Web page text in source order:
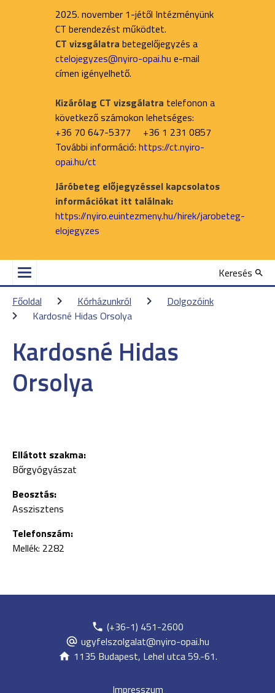
2025. november 1-jétől Intézményünk
CT berendezést működtet.
CT vizsgálatra betegelőjegyzés a
ctelojegyzes@nyiro-opai.hu e-mail
címen igényelhető.
Kizárólag CT vizsgálatra telefonon a
következő számokon lehetséges:
+36 70 647-5377 +36 1 231 0857
További információ: https://ct.nyiro-
opai.hu/ct
Járóbeteg előjegyzéssel kapcsolatos
információkat itt találnak:
https://nyiro.euintezmeny.hu/hirek/jarobeteg-
elojegyzes
Keresés
Főoldal
Kórházunkról
Dolgozóink
Kardosné Hidas Orsolya
Kardosné Hidas
Orsolya
Ellátott szakma:
Bőrgyógyászat
Beosztás:
Asszisztens
Telefonszám:
Mellék: 2282
(+36-1) 451-2600
ugyfelszolgalat@nyiro-opai.hu
1135 Budapest, Lehel utca 59.-61.
Impresszum